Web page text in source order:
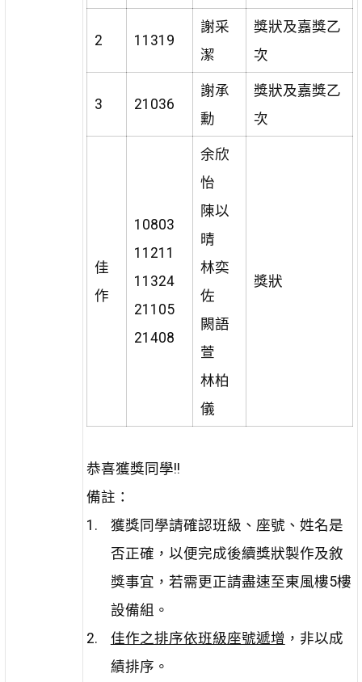
2 11319
謝采
潔
獎狀及嘉獎乙
次
3 21036
謝承
勳
獎狀及嘉獎乙
次
佳
作
10803
11211
11324
21105
21408
余欣
怡
陳以
晴
林奕
佐
闕語
萱
林柏
儀
獎狀
恭喜獲獎同學!!
備註：
獲獎同學請確認班級、座號、姓名是
否正確，以便完成後續獎狀製作及敘
獎事宜，若需更正請盡速至東風樓5樓
設備組。
佳作之排序依班級座號遞增 ，非以成
績排序。